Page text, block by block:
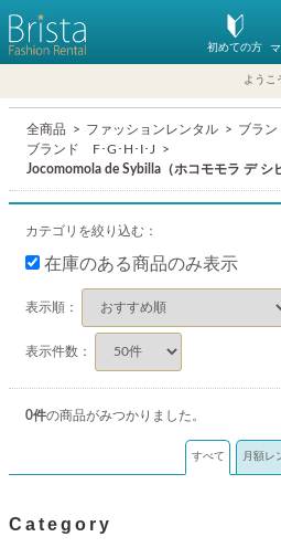
初めての方
ようこ
全商品 ファッションレンタル
ブラン
ブランド F･G･H･I･J
Jocomomola de Sybilla（ホコモモラ デ シ
カテゴリを絞り込む：
在庫のある商品のみ表示
表示順：
表示件数：
0件の商品がみつかりました。
すべて 月額レ
Category